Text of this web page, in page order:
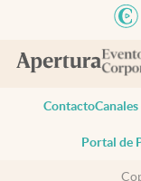
Contacto
Portal de